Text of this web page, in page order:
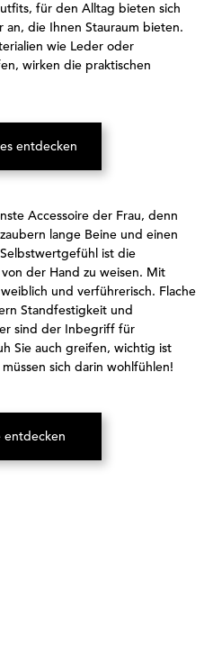
für den Alltag bieten sich
an, die Ihnen Stauraum bieten.
wie Leder oder
wirken die praktischen
entdecken
(Öffnet in neuem Tab)
Accessoire der Frau, denn
lange Beine und einen
ist die
der Hand zu weisen. Mit
und verführerisch. Flache
Standfestigkeit und
sind der Inbegriff für
Sie auch greifen, wichtig ist
sich darin wohlfühlen!
entdecken
(Öffnet in neuem Tab)